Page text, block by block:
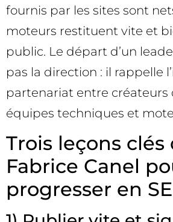
fournis par les sites sont
moteurs restituent vite et
public. Le départ d’un
pas la direction : il rappelle
partenariat entre créateurs
équipes techniques et
Trois leçons clés
Fabrice Canel
progresser en